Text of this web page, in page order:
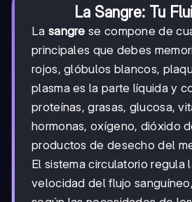
La Sangre: Tu
La sangre se compone de
principales que debes
rojos, glóbulos blancos,
plasma es la parte líquida y
proteínas, grasas, glucosa,
hormonas, oxígeno, dióxido
productos de desecho del
El sistema circulatorio regula
velocidad del flujo